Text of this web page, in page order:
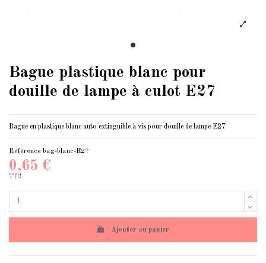
Bague plastique blanc pour
douille de lampe à culot E27
Bague en plastique blanc auto extinguible à vis pour douille de lampe E27
Référence bag-blanc-E27
0,65 €
TTC
Ajouter au panier